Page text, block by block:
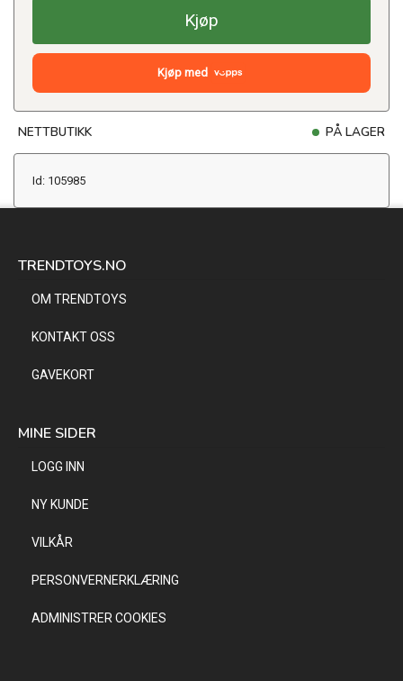
Kjøp
Kjøp med
NETTBUTIKK PÅ LAGER
Id: 105985
TRENDTOYS.NO
OM TRENDTOYS
KONTAKT OSS
GAVEKORT
MINE SIDER
LOGG INN
NY KUNDE
VILKÅR
PERSONVERNERKLÆRING
ADMINISTRER COOKIES